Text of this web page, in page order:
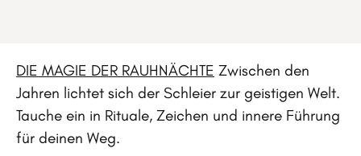
DIE MAGIE DER RAUHNÄCHTE Zwischen den
Jahren lichtet sich der Schleier zur geistigen Welt.
Tauche ein in Rituale, Zeichen und innere Führung
für deinen Weg.